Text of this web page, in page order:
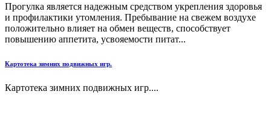
Прогулка является надежным средством укрепления здоровья
и профилактики утомления. Пребывание на свежем воздухе
положительно влияет на обмен веществ, способствует
повышению аппетита, усвояемости питат...
Картотека зимних подвижных игр.
Картотека зимних подвижных игр....